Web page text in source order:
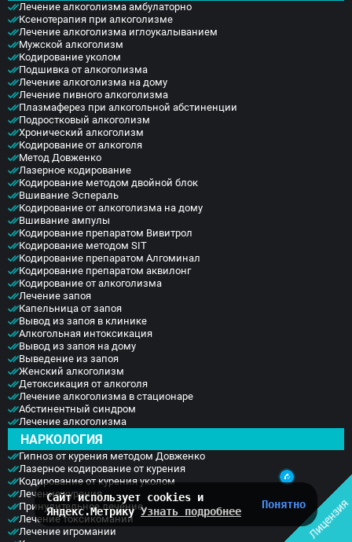
вопросы? Дежурный нарколог
Сайт использует cookies и
Яндекс.МетрикуУзнать подробнее
ПонятноЛицензия
Лечение алкоголизма амбулаторно
Ксенотерапия при алкоголизме
Лечение алкоголизма иглоукалыванием
Мужской алкоголизм
Кодирование уколом
Подшивка от алкоголизма
Лечение алкоголизма на дому
Лечение пивного алкоголизма
Плазмаферез при алкогольной абстиненции
Подростковый алкоголизм
Хронический алкоголизм
Кодирование от алкоголя
Метод Довженко
Лазерное кодирование
Кодирование методом двойной блок
Вшивание Эспераль
Кодирование от алкоголизма на дому
Вшивание ампулы
Кодирование препаратом Вивитрол
Кодирование методом SIT
Кодирование препаратом Алгоминал
Кодирование препаратом аквилонг
Кодирование от алкоголизма
Лечение запоя
Капельница от запоя
Вывод из запоя в клинике
Алкогольная интоксикация
Вывод из запоя на дому
Выведение из запоя
Женский алкоголизм
Детоксикация от алкоголя
Лечение алкоголизма в стационаре
Абстинентный синдром
Лечение алкоголизма
НАРКОЛОГИЯ
Гипноз от курения методом Довженко
Лазерное кодирование от курения
Кодирование от курения уколом
Лечение курения
Принудительное лечение
Лечение токсикомании
Лечение игромании